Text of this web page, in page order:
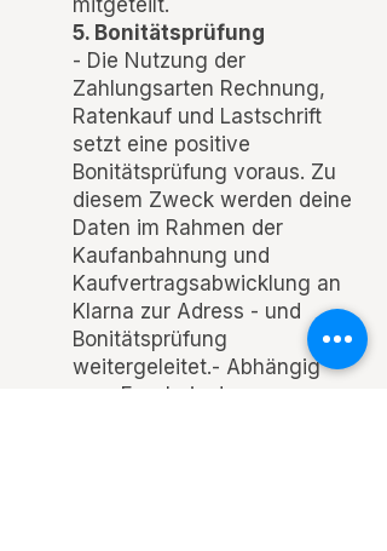
mitgeteilt.
5. Bonitätsprüfung
- Die Nutzung der
Zahlungsarten Rechnung,
Ratenkauf und Lastschrift
setzt eine positive
Bonitätsprüfung voraus. Zu
diesem Zweck werden deine
Daten im Rahmen der
Kaufanbahnung und
Kaufvertragsabwicklung an
Klarna zur Adress - und
Bonitätsprüfung
weitergeleitet.- Abhängig
vom Ergebnis der